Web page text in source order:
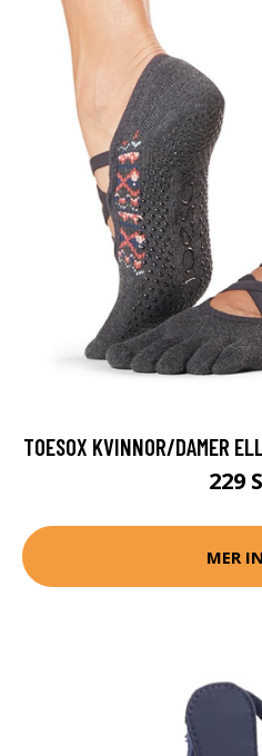
TOESOX KVINNOR/DAMER
229
MER